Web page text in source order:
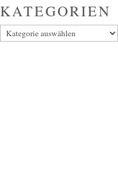
KATEGORIEN
Kategorien